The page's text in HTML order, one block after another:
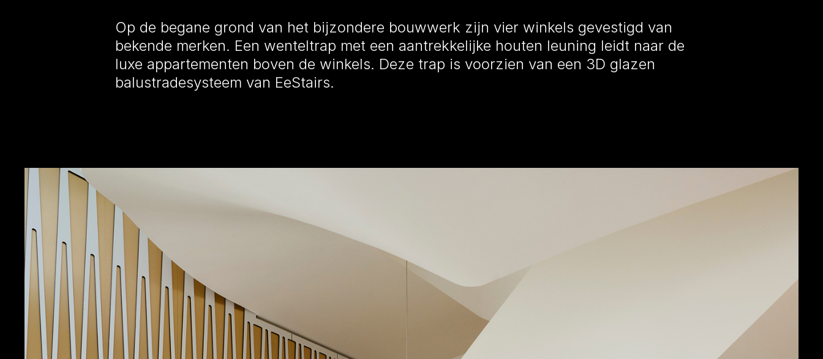
Op de begane grond van het bijzondere bouwwerk zijn vier winkels gevestigd van
bekende merken. Een wenteltrap met een aantrekkelijke houten leuning leidt naar de
luxe appartementen boven de winkels. Deze trap is voorzien van een 3D glazen
balustradesysteem van EeStairs.